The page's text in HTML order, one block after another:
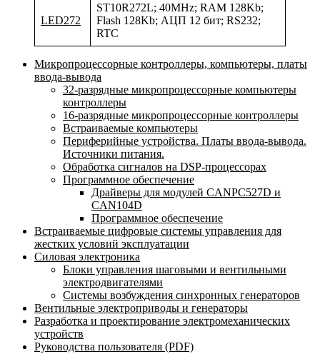
LED272
ST10R272L; 40MHz; RAM 128Kb;
Flash 128Kb; АЦП 12 бит; RS232;
RTC
Микропроцессорные контроллеры, компьютеры, платы
ввода-вывода
32-разрядные микропроцессорные компьютеры
контроллеры
16-разрядные микропроцессорные контроллеры
Встраиваемые компьютеры
Периферийные устройства. Платы ввода-вывода.
Источники питания.
Обработка сигналов на DSP-процессорах
Программное обеспечение
Драйверы для модулей CANPC527D и
CAN104D
Программное обеспечение
Встраиваемые цифровые системы управления для
жестких условий эксплуатации
Силовая электроника
Блоки управления шаговыми и вентильными
электродвигателями
Системы возбуждения синхронных генераторов
Вентильные электроприводы и генераторы
Разработка и проектирование электромеханических
устройств
Руководства пользователя (PDF)